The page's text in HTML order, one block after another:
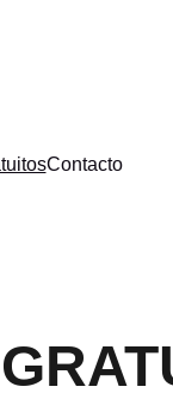
Contacto